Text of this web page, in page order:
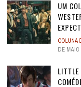
UM
COLUNA
DE MAIO
LITTLE